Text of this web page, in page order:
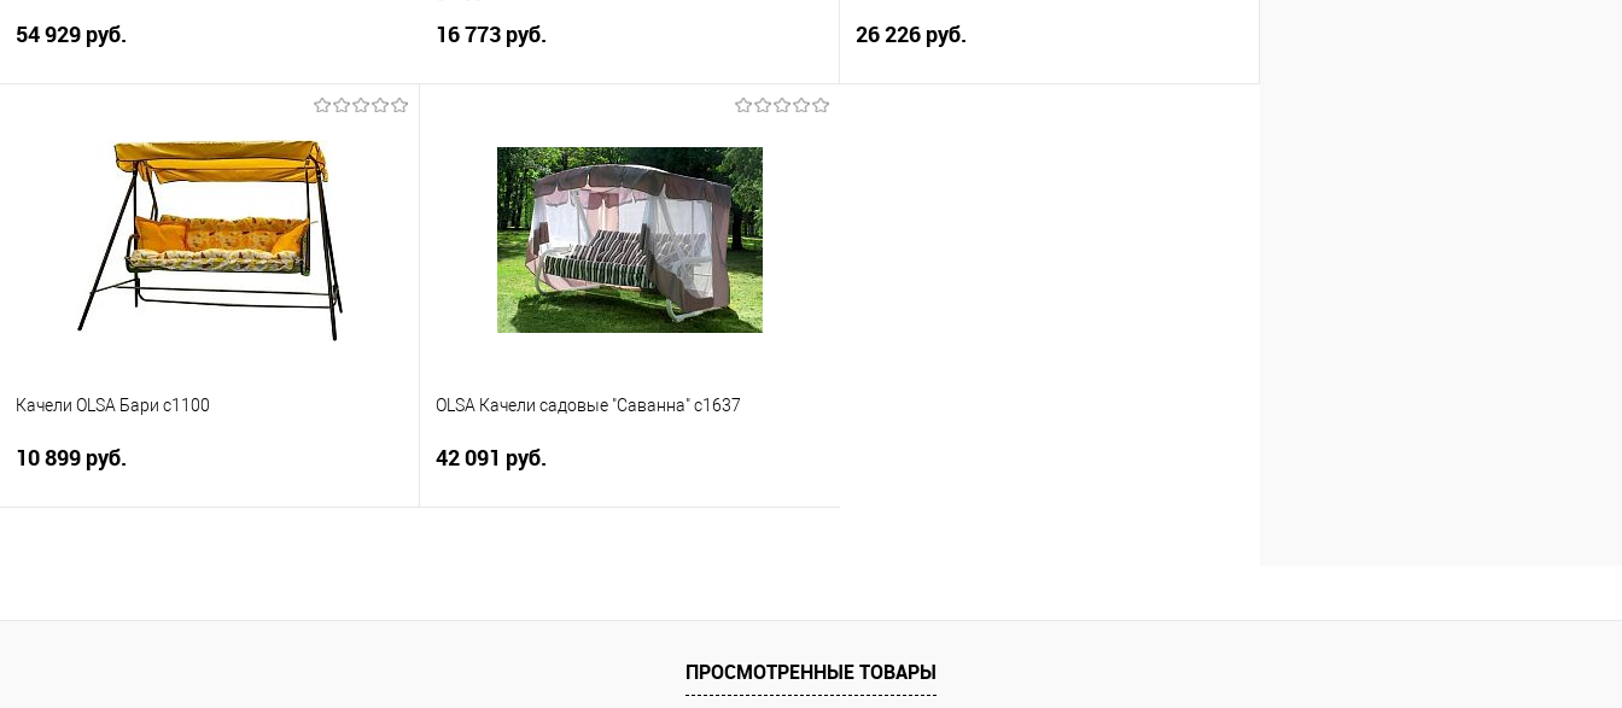
54 929 руб.
Купить в 1 клик
Сравнение
В избранное
16 773 руб.
Купить в 1 клик
Сравнение
В избранное
26 226 руб.
Качели OLSA Бари с1100
10 899 руб.
Купить в 1 клик
Сравнение
OLSA Качели садовые "Саванна" с1637
42 091 руб.
Купить в 1 клик
Сравнение
ПРОСМОТРЕННЫЕ ТОВАРЫ